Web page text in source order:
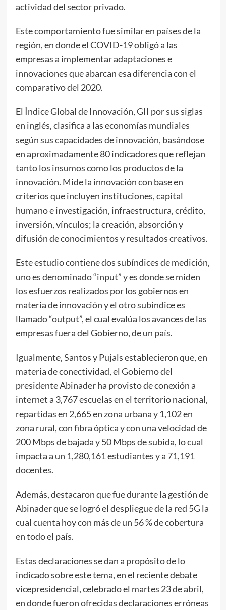
actividad del sector privado.
Este comportamiento fue similar en países de la
región, en donde el COVID-19 obligó a las
empresas a implementar adaptaciones e
innovaciones que abarcan esa diferencia con el
comparativo del 2020.
El Índice Global de Innovación, GII por sus siglas
en inglés, clasifica a las economías mundiales
según sus capacidades de innovación, basándose
en aproximadamente 80 indicadores que reflejan
tanto los insumos como los productos de la
innovación. Mide la innovación con base en
criterios que incluyen instituciones, capital
humano e investigación, infraestructura, crédito,
inversión, vínculos; la creación, absorción y
difusión de conocimientos y resultados creativos.
Este estudio contiene dos subíndices de medición,
uno es denominado “input” y es donde se miden
los esfuerzos realizados por los gobiernos en
materia de innovación y el otro subíndice es
llamado “output”, el cual evalúa los avances de las
empresas fuera del Gobierno, de un país.
Igualmente, Santos y Pujals establecieron que, en
materia de conectividad, el Gobierno del
presidente Abinader ha provisto de conexión a
internet a 3,767 escuelas en el territorio nacional,
repartidas en 2,665 en zona urbana y 1,102 en
zona rural, con fibra óptica y con una velocidad de
200 Mbps de bajada y 50 Mbps de subida, lo cual
impacta a un 1,280,161 estudiantes y a 71,191
docentes.
Además, destacaron que fue durante la gestión de
Abinader que se logró el despliegue de la red 5G la
cual cuenta hoy con más de un 56 % de cobertura
en todo el país.
Estas declaraciones se dan a propósito de lo
indicado sobre este tema, en el reciente debate
vicepresidencial, celebrado el martes 23 de abril,
en donde fueron ofrecidas declaraciones erróneas